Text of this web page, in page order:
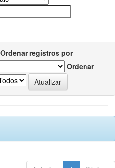
Ordenar registros por
Ordenar